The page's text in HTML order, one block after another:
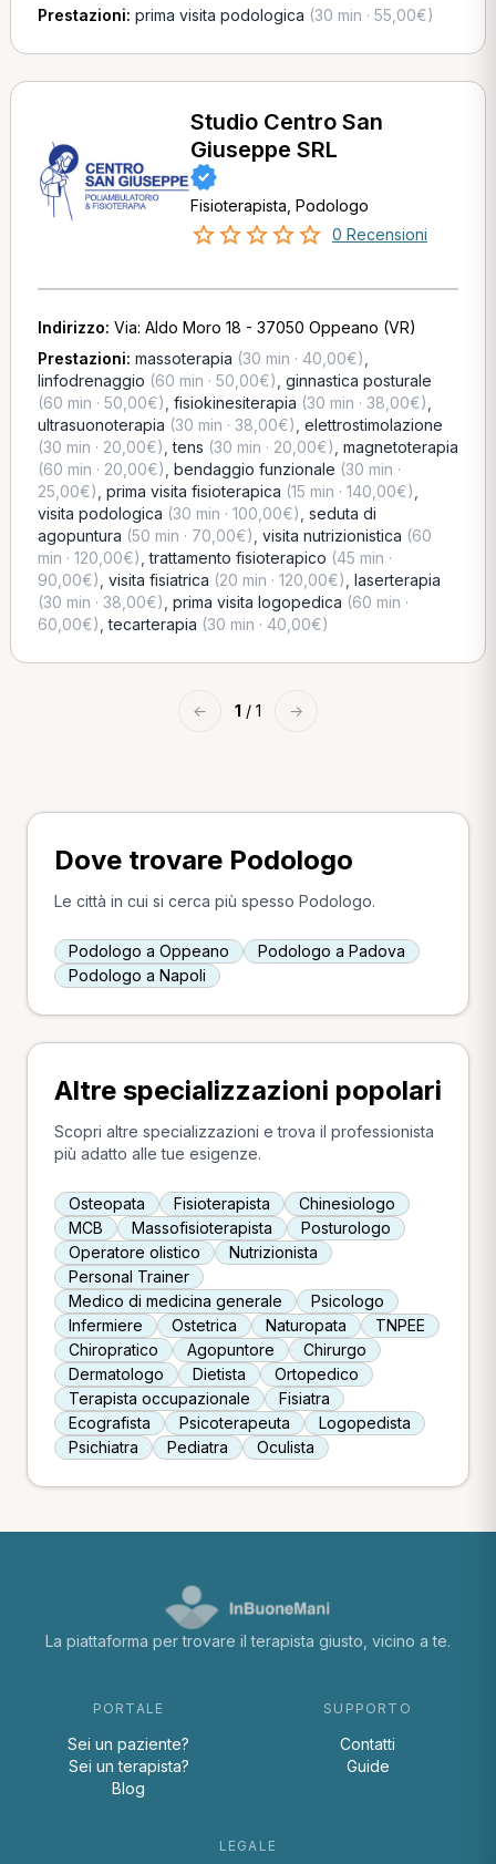
Prestazioni: prima visita podologica (30 min · 55,00€)
Studio Centro San
Giuseppe SRL
Fisioterapista, Podologo
0 Recensioni
Indirizzo: Via: Aldo Moro 18 - 37050 Oppeano (VR)
Prestazioni: massoterapia (30 min · 40,00€)
linfodrenaggio (60 min · 50,00€) ginnastica posturale
(60 min · 50,00€) fisiokinesiterapia (30 min · 38,00€)
ultrasuonoterapia (30 min · 38,00€) elettrostimolazione
(30 min · 20,00€) ,tens (30 min · 20,00€) magnetoterapia
(60 min · 20,00€) bendaggio funzionale (30 min ·
25,00€) prima visita fisioterapica (15 min · 140,00€)
visita podologica (30 min · 100,00€) seduta di
agopuntura (50 min · 70,00€) visita nutrizionistica (60
min · 120,00€) ,trattamento fisioterapico (45 min ·
90,00€) visita fisiatrica (20 min · 120,00€) laserterapia
(30 min · 38,00€) prima visita logopedica (60 min ·
60,00€) ,tecarterapia (30 min · 40,00€)
← 1 / 1 →
Dove trovare Podologo
Le città in cui si cerca più spesso Podologo.
Podologo a Oppeano
Podologo a Padova
Podologo a Napoli
Altre specializzazioni popolari
Scopri altre specializzazioni e trova il professionista
più adatto alle tue esigenze.
Osteopata Fisioterapista
Chinesiologo
MCB
Massofisioterapista
Posturologo
Operatore olistico
Nutrizionista
Personal Trainer
Medico di medicina generale
Psicologo
Infermiere
Ostetrica Naturopata
TNPEE
Chiropratico
Agopuntore
Chirurgo
Dermatologo
Dietista
Ortopedico
Terapista occupazionale
Fisiatra
Ecografista
Psicoterapeuta
Logopedista
Psichiatra
Pediatra Oculista
La piattaforma per trovare il terapista giusto, vicino a te.
PORTALE
Sei un paziente?
Sei un terapista?
Blog
SUPPORTO
Contatti
Guide
LEGALE